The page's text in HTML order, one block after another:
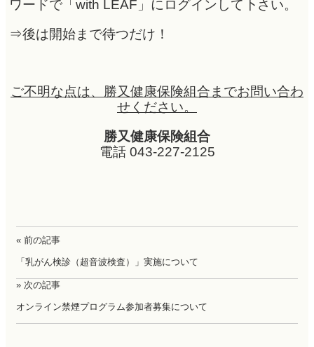
ワードで「with LEAF」にログインして下さい。
⇒後は開始まで待つだけ！
ご不明な点は、勝又健康保険組合までお問い合わ
せください。
勝又健康保険組合
電話 043-227-2125
« 前の記事
「乳がん検診（超音波検査）」実施について
» 次の記事
オンライン禁煙プログラム参加者募集について